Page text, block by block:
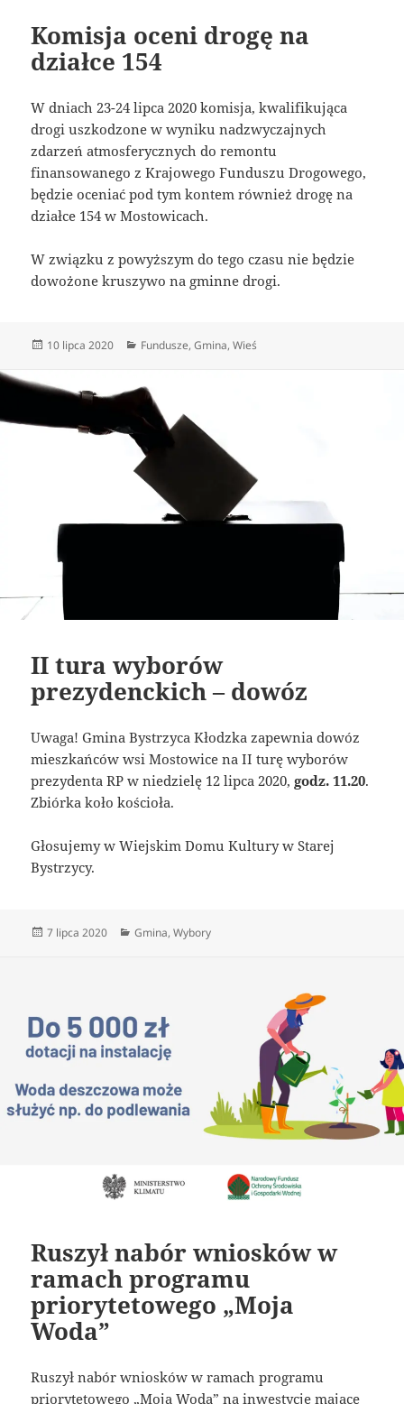
Komisja oceni drogę na
działce 154
W dniach 23-24 lipca 2020 komisja, kwalifikująca
drogi uszkodzone w wyniku nadzwyczajnych
zdarzeń atmosferycznych do remontu
finansowanego z Krajowego Funduszu Drogowego,
będzie oceniać pod tym kontem również drogę na
działce 154 w Mostowicach.
W związku z powyższym do tego czasu nie będzie
dowożone kruszywo na gminne drogi.
Data
10 lipca 2020 Kategorie
Fundusze,Gmina,Wieś
II tura wyborów
prezydenckich – dowóz
Uwaga! Gmina Bystrzyca Kłodzka zapewnia dowóz
mieszkańców wsi Mostowice na II turę wyborów
prezydenta RP w niedzielę 12 lipca 2020, godz. 11.20.
Zbiórka koło kościoła.
Głosujemy w Wiejskim Domu Kultury w Starej
Bystrzycy.
Data
7 lipca 2020 Kategorie
Gmina,Wybory
Ruszył nabór wniosków w
ramach programu
priorytetowego „Moja
Woda”
Ruszył nabór wniosków w ramach programu
priorytetowego „Moja Woda” na inwestycje mające